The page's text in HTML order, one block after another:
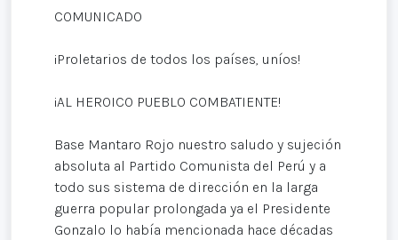
COMUNICADO
¡Proletarios de todos los países, uníos!
¡AL HEROICO PUEBLO COMBATIENTE!
Base Mantaro Rojo nuestro saludo y sujeción
absoluta al Partido Comunista del Perú y a
todo sus sistema de dirección en la larga
guerra popular prolongada ya el Presidente
Gonzalo lo había mencionada hace décadas